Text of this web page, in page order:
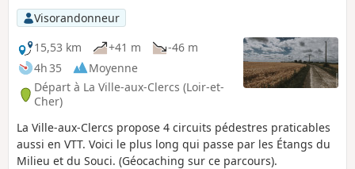
Visorandonneur
15,53 km
+41 m
-46 m
4h 35
Moyenne
Départ à La Ville-aux-Clercs (Loir-et-
Cher)
La Ville-aux-Clercs propose 4 circuits pédestres praticables
aussi en VTT. Voici le plus long qui passe par les Étangs du
Milieu et du Souci. (Géocaching sur ce parcours).